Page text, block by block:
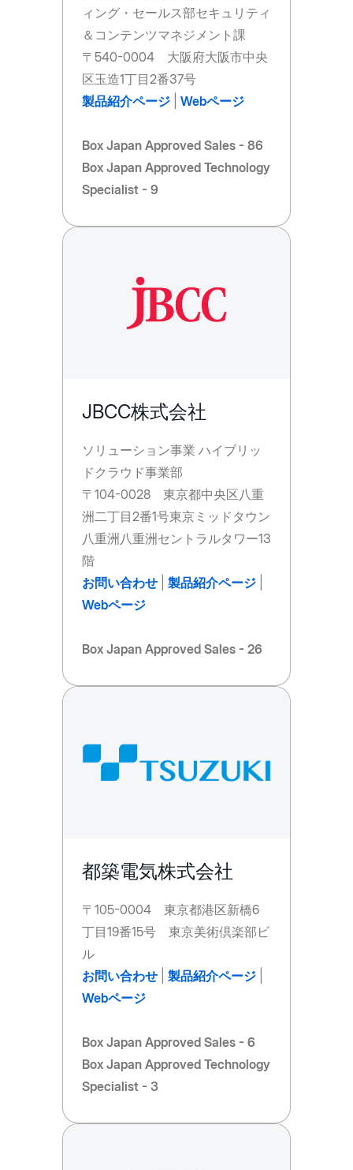
ィング・セールス部セキュリティ
＆コンテンツマネジメント課
〒540-0004 大阪府大阪市中央
区玉造1丁目2番37号
製品紹介ページ|Webページ
Box Japan Approved Sales - 86
Box Japan Approved Technology
Specialist - 9
JBCC株式会社
ソリューション事業 ハイブリッ
ドクラウド事業部
〒104-0028 東京都中央区八重
洲二丁目2番1号東京ミッドタウン
八重洲八重洲セントラルタワー13
階
お問い合わせ| 製品紹介ページ
Webページ
Box Japan Approved Sales - 26
都築電気株式会社
〒105-0004 東京都港区新橋6
丁目19番15号 東京美術倶楽部ビ
ル
お問い合わせ| 製品紹介ページ
Webページ
Box Japan Approved Sales - 6
Box Japan Approved Technology
Specialist - 3